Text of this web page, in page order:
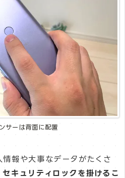
サーは背面に配置
情報や大事なデータがたくさ
セキュリティロックを掛けるこ